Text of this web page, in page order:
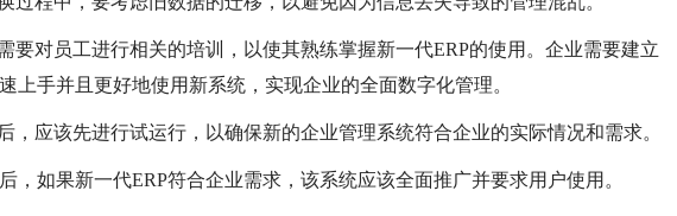
要对员工进行相关的培训，以使其熟练掌握新一代ERP的使用。企业需要建立
上手并且更好地使用新系统，实现企业的全面数字化管理。
，应该先进行试运行，以确保新的企业管理系统符合企业的实际情况和需求。
，如果新一代ERP符合企业需求，该系统应该全面推广并要求用户使用。